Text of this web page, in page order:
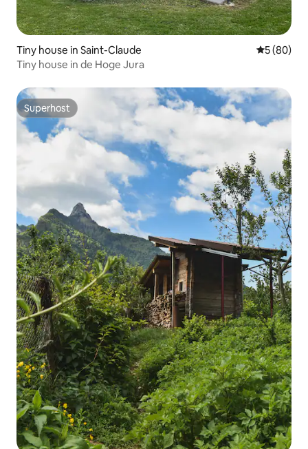
Tiny house in Saint-Claude
5 (80)
Tiny house in de Hoge Jura
Superhost
Superhost